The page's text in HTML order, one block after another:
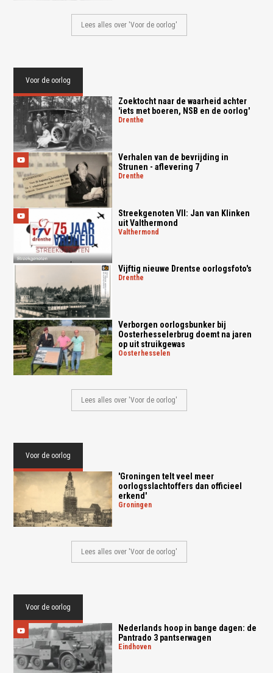
Lees alles over 'Voor de oorlog'
Voor de oorlog
Zoektocht naar de waarheid achter
'iets met boeren, NSB en de oorlog'
drenthe
Verhalen van de bevrijding in
Strunen - aflevering 7
drenthe
Streekgenoten VII: Jan van Klinken
uit Valthermond
valthermond
Vijftig nieuwe Drentse oorlogsfoto's
drenthe
Verborgen oorlogsbunker bij
Oosterhesselerbrug doemt na jaren
op uit struikgewas
oosterhesselen
Lees alles over 'Voor de oorlog'
Voor de oorlog
'Groningen telt veel meer
oorlogsslachtoffers dan officieel
erkend'
groningen
Lees alles over 'Voor de oorlog'
Voor de oorlog
Nederlands hoop in bange dagen: de
Pantrado 3 pantserwagen
eindhoven